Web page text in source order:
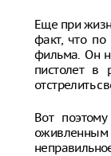
Еще при
факт, что
фильма. Он
пистолет в
отстрелить
Вот
оживленным